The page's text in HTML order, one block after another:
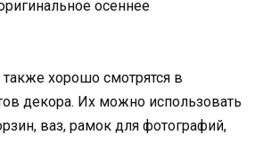
осеннее
хорошо смотрятся в
декора. Их можно использовать
ваз, рамок для фотографий,